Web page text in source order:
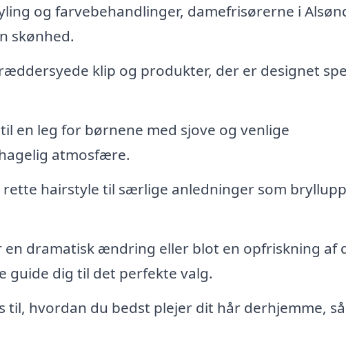
og farvebehandlinger, damefrisørerne i
skønhed.
klip og produkter, der er designet
en leg for børnene med sjove og venlige
atmosfære.
hairstyle til særlige anledninger som
en dramatisk ændring eller blot en opfriskning af
dig til det perfekte valg.
til, hvordan du bedst plejer dit hår derhjemme,